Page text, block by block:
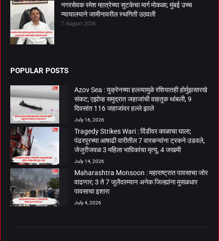
नगरसेवक रमेश म्हात्रेच्या सुटकेचा मार्ग मोकळा; मुंबई उच्च
न्यायालयाने जामीनावरील स्थगिती उठवली
7 August 2026
POPULAR POSTS
Azov Sea : युक्रेनच्या हल्ल्यामुळे रशियातही होर्मुझसारखे
संकट; एझोव्ह समुद्रात जहाजांची वाहतूक थांबली, 9
दिवसांत 116 जहाजांवर हल्ले झाले
July 16, 2026
Tragedy Strikes Wari : दिंडीवर काळाचा घाला;
पंढरपूरच्या आषाढी वारीतील 7 वारकऱ्यांना ट्रकने उडवले,
जेजुरीजवळ 3 महिला भाविकांचा मृत्यू, 4 जखमी
July 14, 2026
Maharashtra Monsoon : महाराष्ट्रात पावसाचा जोर
वाढणार; 3 ते 7 जुलैदरम्यान अनेक जिल्ह्यांना मुसळधार
पावसाचा इशारा
July 4, 2026